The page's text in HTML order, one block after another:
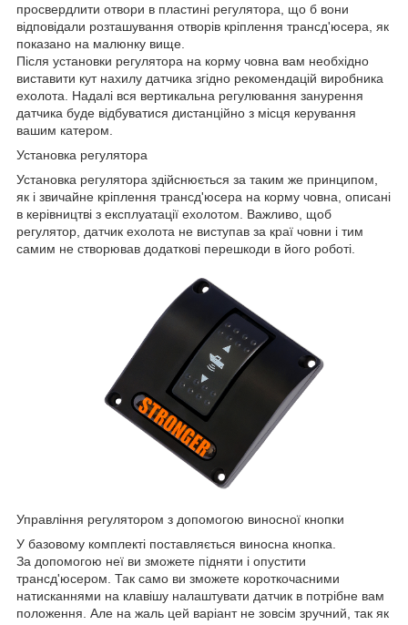
просвердлити отвори в пластині регулятора, що б вони
відповідали розташування отворів кріплення трансд'юсера, як
показано на малюнку вище.
Після установки регулятора на корму човна вам необхідно
виставити кут нахилу датчика згідно рекомендацій виробника
ехолота. Надалі вся вертикальна регулювання занурення
датчика буде відбуватися дистанційно з місця керування
вашим катером.
Установка регулятора
Установка регулятора здійснюється за таким же принципом,
як і звичайне кріплення трансд'юсера на корму човна, описані
в керівництві з експлуатації ехолотом. Важливо, щоб
регулятор, датчик ехолота не виступав за краї човни і тим
самим не створював додаткові перешкоди в його роботі.
Управління регулятором з допомогою виносної кнопки
У базовому комплекті поставляється виносна кнопка.
За допомогою неї ви зможете підняти і опустити
трансд'юсером. Так само ви зможете короткочасними
натисканнями на клавішу налаштувати датчик в потрібне вам
положення. Але на жаль цей варіант не зовсім зручний, так як